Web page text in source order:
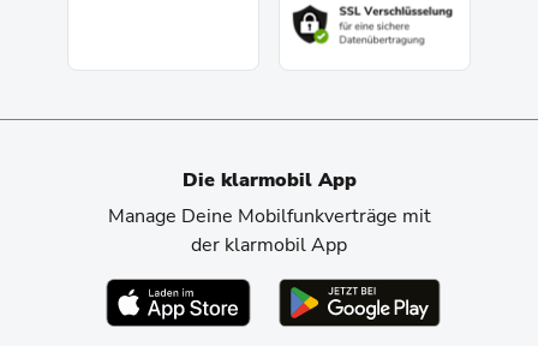
Die klarmobil App
Manage Deine Mobilfunkverträge mit
der klarmobil App